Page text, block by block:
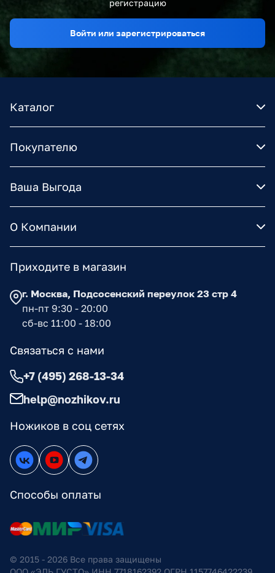
регистрацию
Войти или зарегистрироваться
Каталог
Покупателю
Ваша Выгода
О Компании
Ножиков в соц сетях
Способы оплаты
Приходите в магазин
г. Москва, Подсосенский переулок 23 стр 4
пн-пт 9:30 - 20:00
сб-вс 11:00 - 18:00
Связаться с нами
+7 (495) 268-13-34
help@nozhikov.ru
© 2015 - 2026 Все права защищены